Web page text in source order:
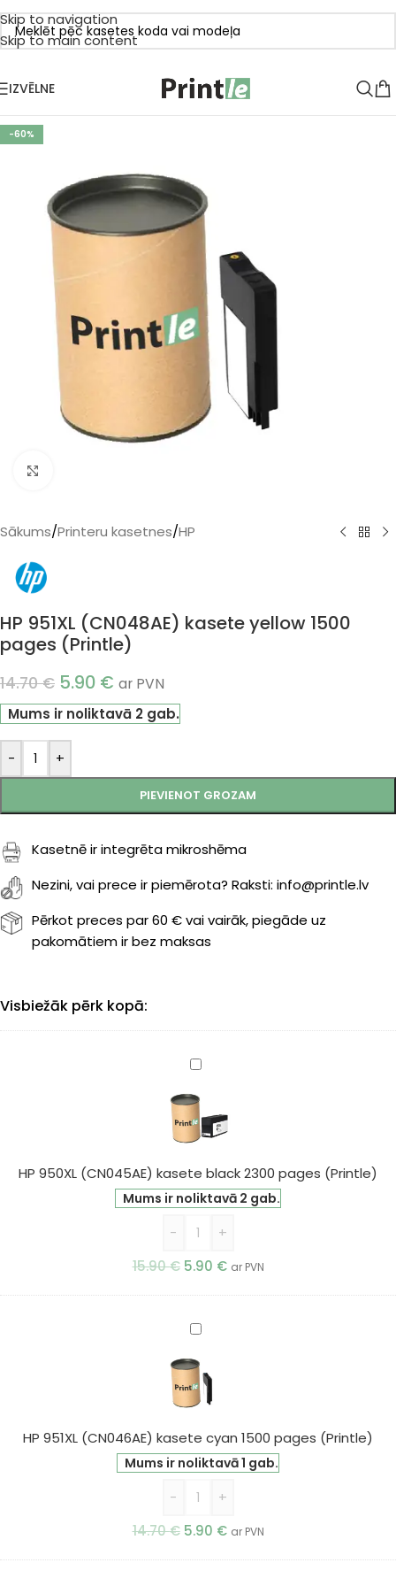
Skip to navigation
Skip to main content
IZVĒLNE
-60%
Sākums/Printeru kasetnes/HP
HP 951XL (CN048AE) kasete yellow 1500
pages (Printle)
14.70€ 5.90 € ar PVN
Mums ir noliktavā 2 gab.
- +
PIEVIENOT GROZAM
Kasetnē ir integrēta mikroshēma
Nezini, vai prece ir piemērota? Raksti: info@printle.lv
Pērkot preces par 60 € vai vairāk, piegāde uz
pakomātiem ir bez maksas
Visbiežāk pērk kopā:
HP
(CN045AE)
kasete
black
2300
pages
(Printle)
HP 950XL (CN045AE) kasete black 2300 pages (Printle)
Mums ir noliktavā 2 gab.
-
+
15.90€ 5.90 € ar PVN
HP
(CN046AE)
kasete
cyan
1500
pages
(Printle)
HP 951XL (CN046AE) kasete cyan 1500 pages (Printle)
Mums ir noliktavā 1 gab.
-
+
14.70€ 5.90 € ar PVN